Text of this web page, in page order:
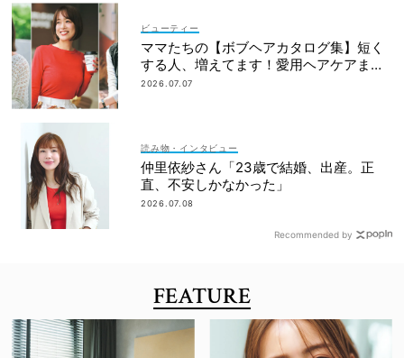
ビューティー
ママたちの【ボブヘアカタログ集】短く
する人、増えてます！愛用ヘアケアまで
全部見せ
2026.07.07
読み物・インタビュー
仲里依紗さん「23歳で結婚、出産。正
直、不安しかなかった」
2026.07.08
Recommended by
FEATURE